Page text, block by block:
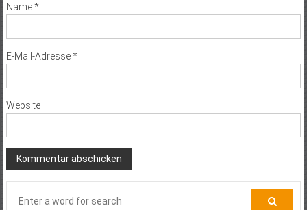
Name*
E-Mail-Adresse*
Website